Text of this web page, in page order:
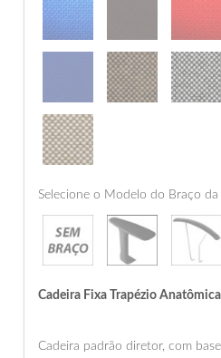
Selecione o Modelo do Braço da
Cadeira Fixa Trapézio
Cadeira padrão diretor, com